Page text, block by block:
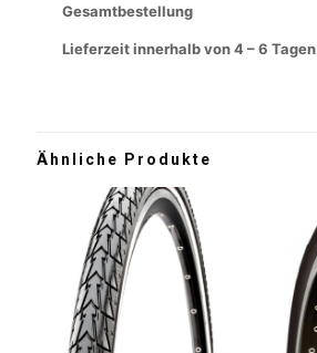
Gesamtbestellung
Lieferzeit innerhalb von 4 – 6 Tagen
Ähnliche Produkte